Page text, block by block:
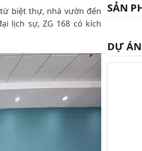
biệt thự, nhà vườn đến
lịch sự, ZG 168 có kích
SẢN
DỰ